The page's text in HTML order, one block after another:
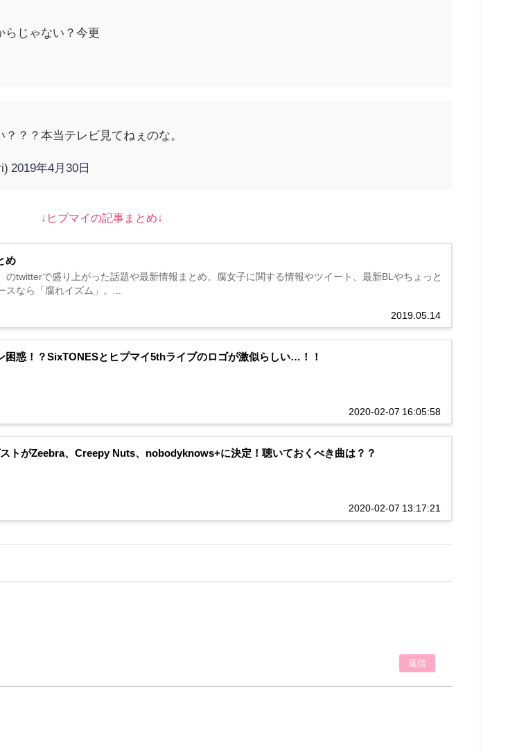
らじゃない？今更
？？本当テレビ見てねぇのな。
2019年4月30日
↓ヒプマイの記事まとめ↓
め
2019.05.14
のtwitterで盛り上がった話題や最新情報まとめ。腐女子に関する情報やツイート、最新BLやちょっと
なら「腐れイズム」。...
困惑！？SixTONESとヒプマイ5thライブのロゴが激似らしい…！！
2020-02-07 16:05:58
ストがZeebra、Creepy Nuts、nobodyknows+に決定！聴いておくべき曲は？？
2020-02-07 13:17:21
返信